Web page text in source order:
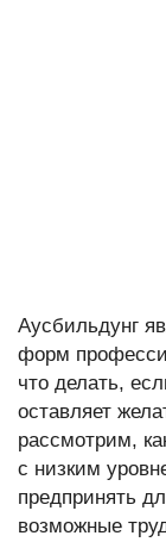
Аусбильдунг
форм
что делать,
оставляет
рассмотрим,
с низким
предпринять
возможные